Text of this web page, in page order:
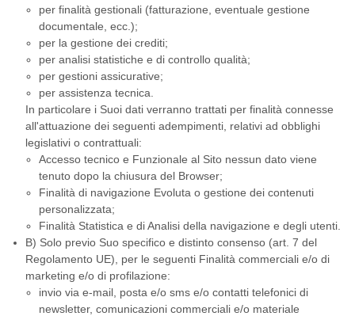
per finalità gestionali (fatturazione, eventuale gestione
documentale, ecc.);
per la gestione dei crediti;
per analisi statistiche e di controllo qualità;
per gestioni assicurative;
per assistenza tecnica.
In particolare i Suoi dati verranno trattati per finalità connesse
all'attuazione dei seguenti adempimenti, relativi ad obblighi
legislativi o contrattuali:
Accesso tecnico e Funzionale al Sito nessun dato viene
tenuto dopo la chiusura del Browser;
Finalità di navigazione Evoluta o gestione dei contenuti
personalizzata;
Finalità Statistica e di Analisi della navigazione e degli utenti.
B) Solo previo Suo specifico e distinto consenso (art. 7 del
Regolamento UE), per le seguenti Finalità commerciali e/o di
marketing e/o di profilazione:
invio via e-mail, posta e/o sms e/o contatti telefonici di
newsletter, comunicazioni commerciali e/o materiale